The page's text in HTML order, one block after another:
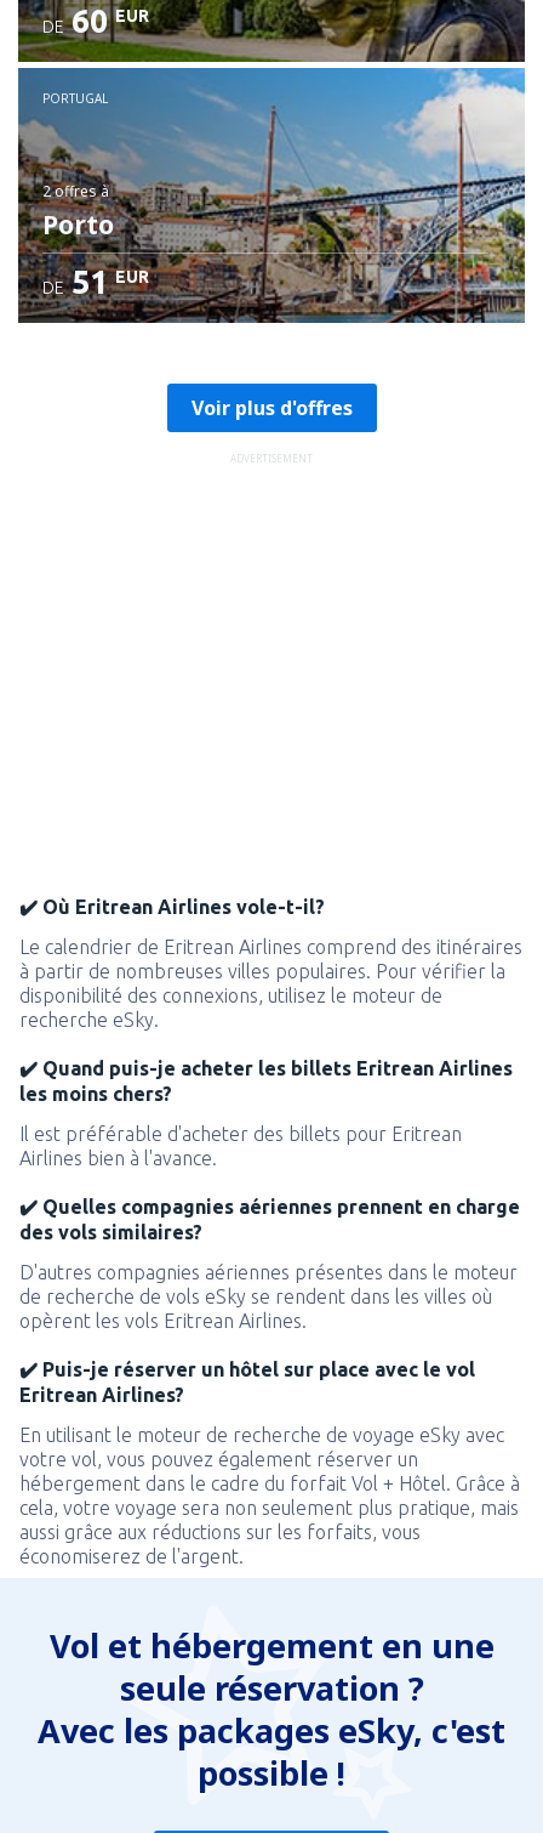
DE 60 EUR
PORTUGAL
2 offresà
Porto
DE 51 EUR
Voir plus d'offres
ADVERTISEMENT
✔️ Où Eritrean Airlines vole-t-il?
Le calendrier de Eritrean Airlines comprend des itinéraires
à partir de nombreuses villes populaires. Pour vérifier la
disponibilité des connexions, utilisez le moteur de
recherche eSky.
✔️ Quand puis-je acheter les billets Eritrean Airlines
les moins chers?
Il est préférable d'acheter des billets pour Eritrean
Airlines bien à l'avance.
✔️ Quelles compagnies aériennes prennent en charge
des vols similaires?
D'autres compagnies aériennes présentes dans le moteur
de recherche de vols eSky se rendent dans les villes où
opèrent les vols Eritrean Airlines.
✔️ Puis-je réserver un hôtel sur place avec le vol
Eritrean Airlines?
En utilisant le moteur de recherche de voyage eSky avec
votre vol, vous pouvez également réserver un
hébergement dans le cadre du forfait Vol + Hôtel. Grâce à
cela, votre voyage sera non seulement plus pratique, mais
aussi grâce aux réductions sur les forfaits, vous
économiserez de l'argent.
Vol et hébergement en une
seule réservation ?
Avec les packages eSky, c'est
possible !